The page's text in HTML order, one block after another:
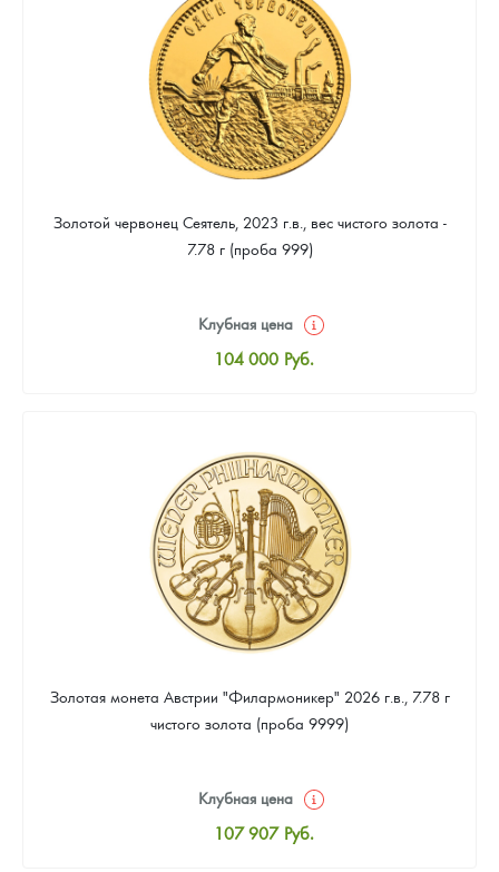
93 953 Руб.
Золотой червонец Сеятель, 2023 г.в., вес чистого золота -
7.78 г (проба 999)
Клубная цена
104 000 Руб.
Цена выкупа
93 953 Руб.
Золотая монета Австрии "Филармоникер" 2026 г.в., 7.78 г
чистого золота (проба 9999)
Клубная цена
107 907 Руб.